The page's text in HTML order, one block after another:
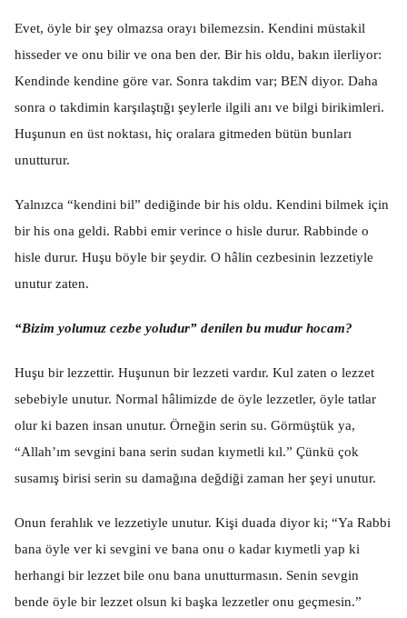
Evet, öyle bir şey olmazsa orayı bilemezsin. Kendini müstakil
hisseder ve onu bilir ve ona ben der. Bir his oldu, bakın ilerliyor:
Kendinde kendine göre var. Sonra takdim var; BEN diyor. Daha
sonra o takdimin karşılaştığı şeylerle ilgili anı ve bilgi birikimleri.
Huşunun en üst noktası, hiç oralara gitmeden bütün bunları
unutturur.
Yalnızca “kendini bil” dediğinde bir his oldu. Kendini bilmek için
bir his ona geldi. Rabbi emir verince o hisle durur. Rabbinde o
hisle durur. Huşu böyle bir şeydir. O hâlin cezbesinin lezzetiyle
unutur zaten.
“Bizim yolumuz cezbe yoludur” denilen bu mudur hocam?
Huşu bir lezzettir. Huşunun bir lezzeti vardır. Kul zaten o lezzet
sebebiyle unutur. Normal hâlimizde de öyle lezzetler, öyle tatlar
olur ki bazen insan unutur. Örneğin serin su. Görmüştük ya,
“Allah’ım sevgini bana serin sudan kıymetli kıl.” Çünkü çok
susamış birisi serin su damağına değdiği zaman her şeyi unutur.
Onun ferahlık ve lezzetiyle unutur. Kişi duada diyor ki; “Ya Rabbi
bana öyle ver ki sevgini ve bana onu o kadar kıymetli yap ki
herhangi bir lezzet bile onu bana unutturmasın. Senin sevgin
bende öyle bir lezzet olsun ki başka lezzetler onu geçmesin.”